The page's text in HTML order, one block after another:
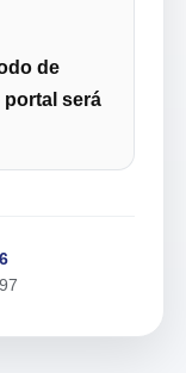
de
portal será